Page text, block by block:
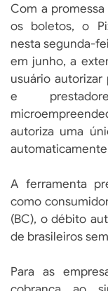
Com a
os boletos, o
nesta segunda-
em junho, a
usuário
e
autoriza uma
A ferramenta
como
(BC), o débito
de brasileiros
Para as